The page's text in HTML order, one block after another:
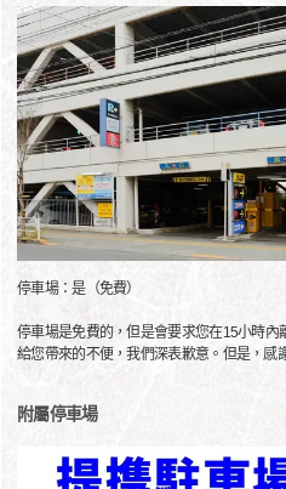
停車場：是（免費）
停車場是免費的，但是會要求您在15小時內
給您帶來的不便，我們深表歉意。但是，感
附屬停車場